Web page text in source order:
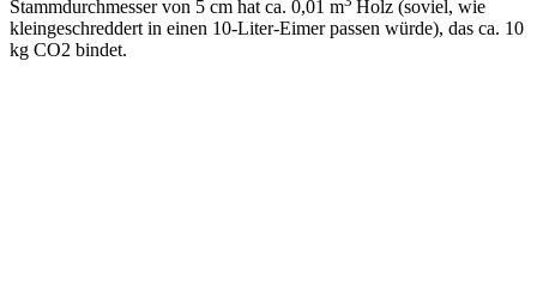
Stammdurchmesser von 5 cm hat ca. 0,01 m Holz (soviel, wie
kleingeschreddert in einen 10-Liter-Eimer passen würde), das ca. 10
kg CO2 bindet.